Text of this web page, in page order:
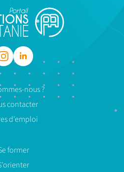
nous ?
contacter
d'emploi
former